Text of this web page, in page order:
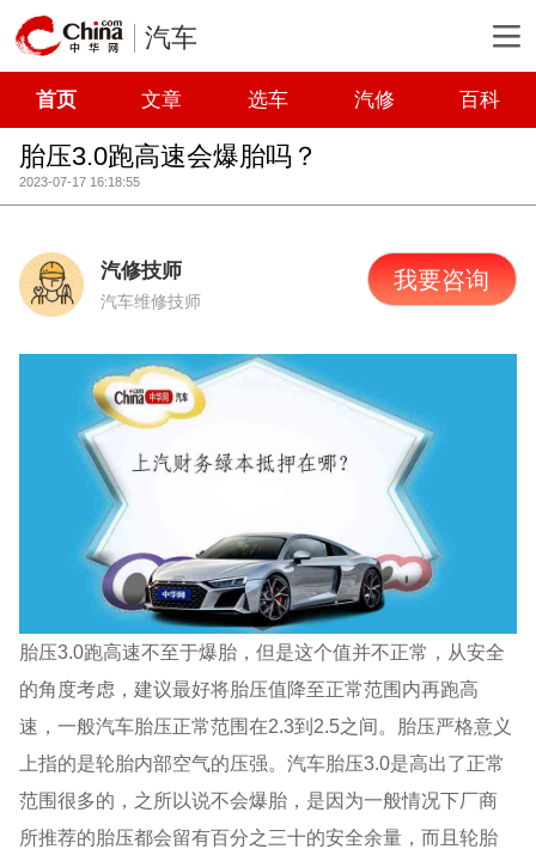
汽车
首页 文章 选车 汽修 百科
胎压3.0跑高速会爆胎吗？
2023-07-17 16:18:55
汽修技师
汽车维修技师
我要咨询
胎压3.0跑高速不至于爆胎，但是这个值并不正常，从安全
的角度考虑，建议最好将胎压值降至正常范围内再跑高
速，一般汽车胎压正常范围在2.3到2.5之间。胎压严格意义
上指的是轮胎内部空气的压强。汽车胎压3.0是高出了正常
范围很多的，之所以说不会爆胎，是因为一般情况下厂商
所推荐的胎压都会留有百分之三十的安全余量，而且轮胎